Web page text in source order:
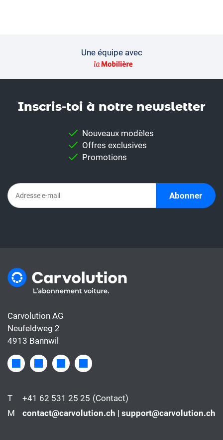
Une équipe avec
Inscris-toi à notre news­letter
Nouveaux modèles
Offres exclusives
Promotions
Abonner
Carvolution AG
Neufeldweg 2
4913 Bannwil
T +41 62 531 25 25 (Contact)
M
contact@carvolution.ch | support@carvolution.ch